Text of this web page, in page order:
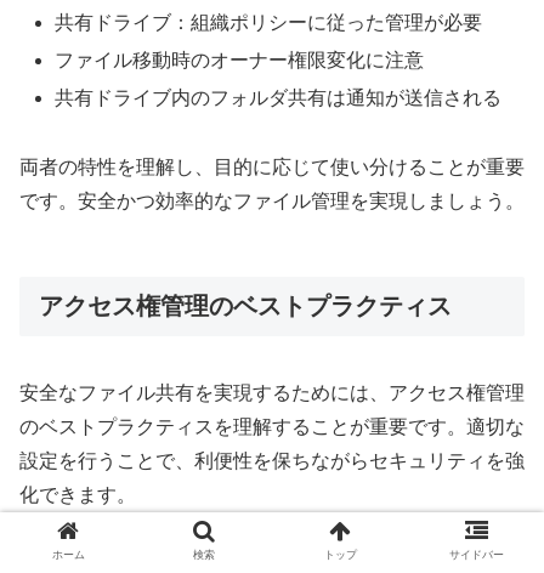
共有ドライブ：組織ポリシーに従った管理が必要
ファイル移動時のオーナー権限変化に注意
共有ドライブ内のフォルダ共有は通知が送信される
両者の特性を理解し、目的に応じて使い分けることが重要
です。安全かつ効率的なファイル管理を実現しましょう。
アクセス権管理のベストプラクティス
安全なファイル共有を実現するためには、アクセス権管理
のベストプラクティスを理解することが重要です。適切な
設定を行うことで、利便性を保ちながらセキュリティを強
化できます。
ホーム 検索 トップ サイドバー